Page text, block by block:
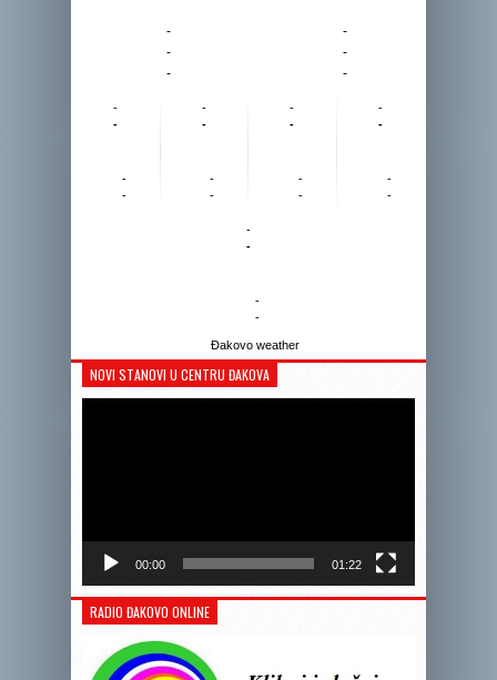
-
-
-
-
-
-
-
-
-
-
-
-
-
-
-
-
-
-
-
-
-
-
-
-
-
-
Đakovo weather
NOVI STANOVI U CENTRU ĐAKOVA
00:00 01:22
RADIO ĐAKOVO ONLINE